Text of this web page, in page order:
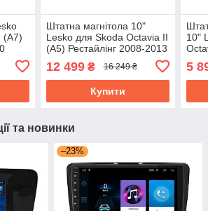
(A7)
Wi-Fi
Штатна магнітола 10"
Lesko для Skoda Octavia II
(A5) Рестайлінг 2008-2013
4/64Gb CarPlay 4G Wi-Fi
GPS Prime
12 499₴ 16 249 ₴
Купити
10"
5
та новинки
–23%